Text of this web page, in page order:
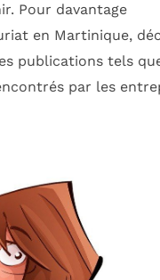
Pour davantage
en Martinique,
publications tels
par les